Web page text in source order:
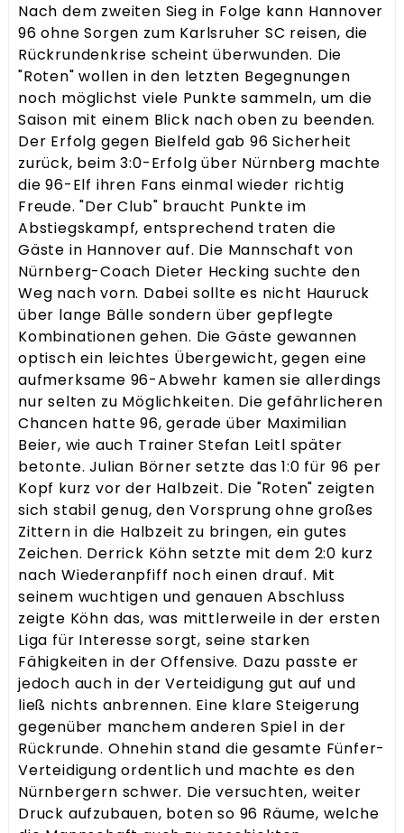
Nach dem zweiten Sieg in Folge kann Hannover
96 ohne Sorgen zum Karlsruher SC reisen, die
Rückrundenkrise scheint überwunden. Die
"Roten" wollen in den letzten Begegnungen
noch möglichst viele Punkte sammeln, um die
Saison mit einem Blick nach oben zu beenden.
Der Erfolg gegen Bielfeld gab 96 Sicherheit
zurück, beim 3:0-Erfolg über Nürnberg machte
die 96-Elf ihren Fans einmal wieder richtig
Freude. "Der Club" braucht Punkte im
Abstiegskampf, entsprechend traten die
Gäste in Hannover auf. Die Mannschaft von
Nürnberg-Coach Dieter Hecking suchte den
Weg nach vorn. Dabei sollte es nicht Hauruck
über lange Bälle sondern über gepflegte
Kombinationen gehen. Die Gäste gewannen
optisch ein leichtes Übergewicht, gegen eine
aufmerksame 96-Abwehr kamen sie allerdings
nur selten zu Möglichkeiten. Die gefährlicheren
Chancen hatte 96, gerade über Maximilian
Beier, wie auch Trainer Stefan Leitl später
betonte. Julian Börner setzte das 1:0 für 96 per
Kopf kurz vor der Halbzeit. Die "Roten" zeigten
sich stabil genug, den Vorsprung ohne großes
Zittern in die Halbzeit zu bringen, ein gutes
Zeichen. Derrick Köhn setzte mit dem 2:0 kurz
nach Wiederanpfiff noch einen drauf. Mit
seinem wuchtigen und genauen Abschluss
zeigte Köhn das, was mittlerweile in der ersten
Liga für Interesse sorgt, seine starken
Fähigkeiten in der Offensive. Dazu passte er
jedoch auch in der Verteidigung gut auf und
ließ nichts anbrennen. Eine klare Steigerung
gegenüber manchem anderen Spiel in der
Rückrunde. Ohnehin stand die gesamte Fünfer-
Verteidigung ordentlich und machte es den
Nürnbergern schwer. Die versuchten, weiter
Druck aufzubauen, boten so 96 Räume, welche